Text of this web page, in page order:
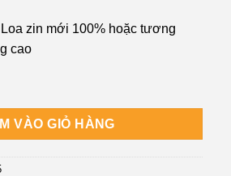
Loa zin mới 100% hoặc tương
cao
- Sửa Lấy Liền Gần Địa Chỉ Google
VÀO GIỎ HÀNG